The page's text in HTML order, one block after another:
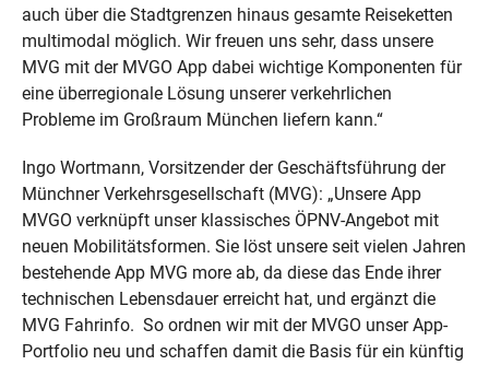
auch über die Stadtgrenzen hinaus gesamte Reiseketten
multimodal möglich. Wir freuen uns sehr, dass unsere
MVG mit der MVGO App dabei wichtige Komponenten für
eine überregionale Lösung unserer verkehrlichen
Probleme im Großraum München liefern kann.“
Ingo Wortmann, Vorsitzender der Geschäftsführung der
Münchner Verkehrsgesellschaft (MVG): „Unsere App
MVGO verknüpft unser klassisches ÖPNV-Angebot mit
neuen Mobilitätsformen. Sie löst unsere seit vielen Jahren
bestehende App MVG more ab, da diese das Ende ihrer
technischen Lebensdauer erreicht hat, und ergänzt die
MVG Fahrinfo. So ordnen wir mit der MVGO unser App-
Portfolio neu und schaffen damit die Basis für ein künftig